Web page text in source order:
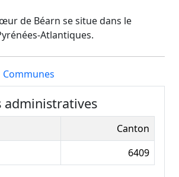
de Béarn se situe dans le
Atlantiques.
Communes
Canton
6409